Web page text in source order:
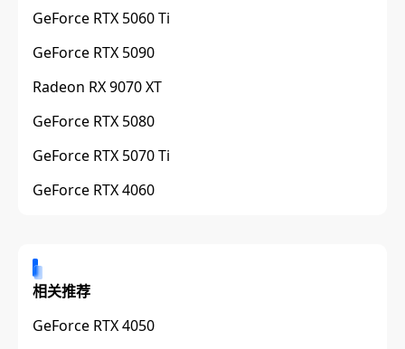
GeForce RTX 5060 Ti
GeForce RTX 5090
Radeon RX 9070 XT
GeForce RTX 5080
GeForce RTX 5070 Ti
GeForce RTX 4060
相关推荐
GeForce RTX 4050